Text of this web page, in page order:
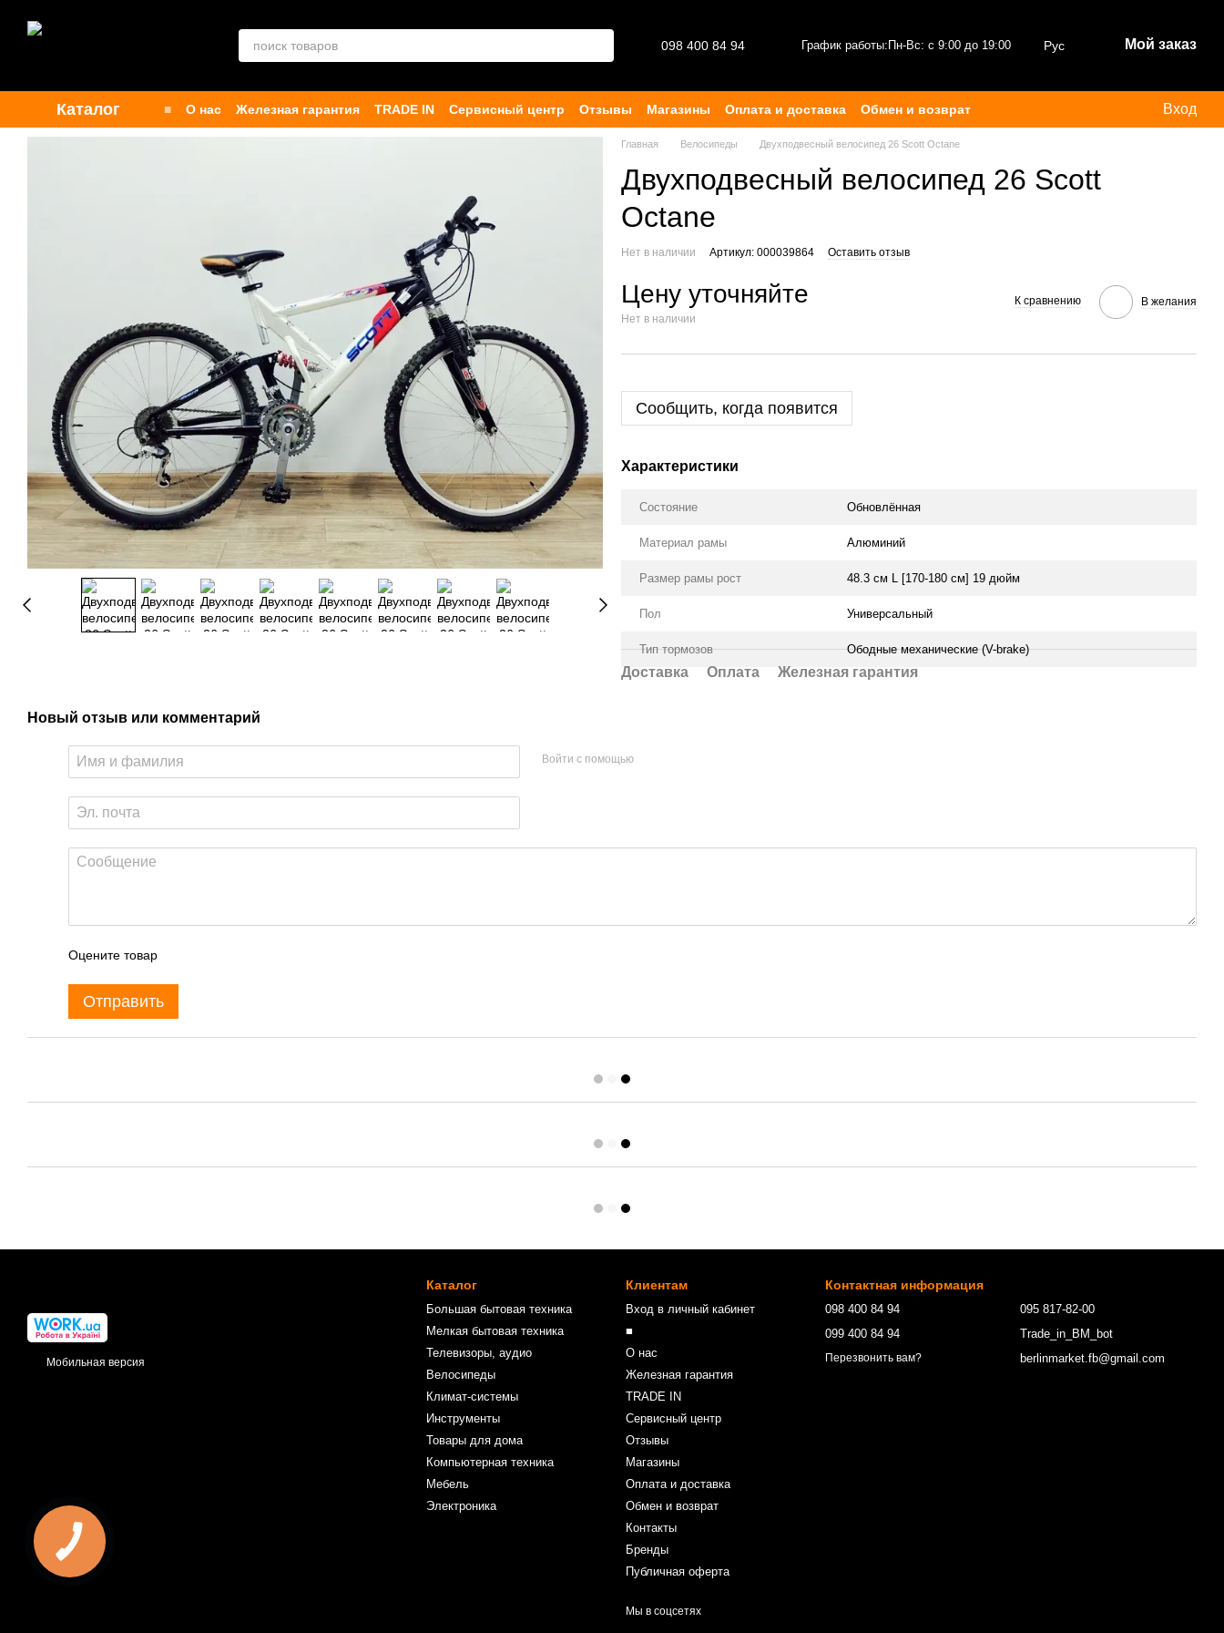
098 400 84 94‬ График работы: Пн-Вс: с 9:00 до 19:00 Рус Мой заказ
Каталог ■ О нас Железная гарантия TRADE IN Сервисный центр Отзывы Магазины Оплата и доставка
Обмен и возврат
Контакты
Бренды Публичная оферта
Вход
Главная Велосипеды Двухподвесный велосипед 26 Scott Octane
Двухподвесный велосипед 26 Scott
Octane
Нет в наличии Артикул: 000039864 Оставить отзыв
Цену уточняйте
Нет в наличии
К сравнению В желания
Сообщить, когда появится
Характеристики
Состояние Обновлённая
Материал рамы Алюминий
Размер рамы рост 48.3 см L [170-180 см] 19 дюйм
Пол Универсальный
Тип тормозов Ободные механические (V-brake)
Доставка Оплата Железная гарантия
Новый отзыв или комментарий
Войти с помощью
Оцените товар
Отправить
Мобильная версия
Каталог
Большая бытовая техника
Мелкая бытовая техника
Телевизоры, аудио
Велосипеды
Климат-системы
Инструменты
Товары для дома
Компьютерная техника
Мебель
Электроника
Клиентам
Вход в личный кабинет
■
О нас
Железная гарантия
TRADE IN
Сервисный центр
Отзывы
Магазины
Оплата и доставка
Обмен и возврат
Контакты
Бренды
Публичная оферта
Мы в соцсетях
Контактная информация
098 400 84 94‬
099 400 84 94
Перезвонить вам?
095 817-82-00
Trade_in_BM_bot
berlinmarket.fb@gmail.com